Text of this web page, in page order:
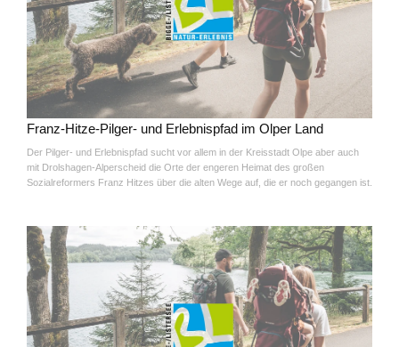
Franz-Hitze-Pilger- und Erlebnispfad im Olper Land
Der Pilger- und Erlebnispfad sucht vor allem in der Kreisstadt Olpe aber auch
mit Drolshagen-Alperscheid die Orte der engeren Heimat des großen
Sozialreformers Franz Hitzes über die alten Wege auf, die er noch gegangen ist.